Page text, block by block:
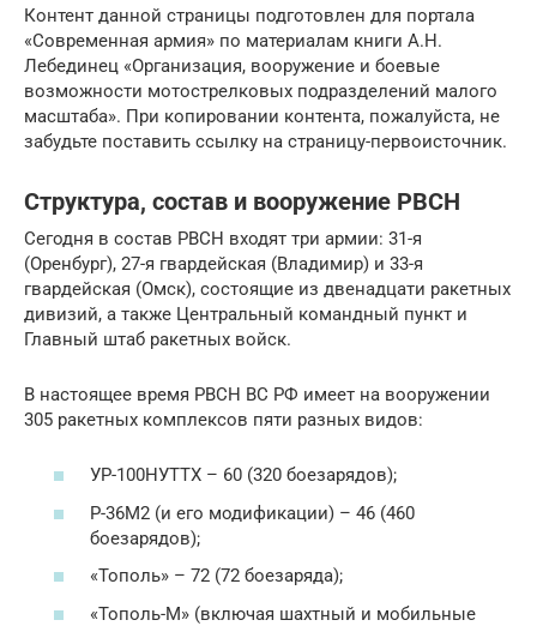
Контент данной страницы подготовлен для портала
«Современная армия» по материалам книги А.Н.
Лебединец «Организация, вооружение и боевые
возможности мотострелковых подразделений малого
масштаба». При копировании контента, пожалуйста, не
забудьте поставить ссылку на страницу-первоисточник.
Структура, состав и вооружение РВСН
Сегодня в состав РВСН входят три армии: 31-я
(Оренбург), 27-я гвардейская (Владимир) и 33-я
гвардейская (Омск), состоящие из двенадцати ракетных
дивизий, а также Центральный командный пункт и
Главный штаб ракетных войск.
В настоящее время РВСН ВС РФ имеет на вооружении
305 ракетных комплексов пяти разных видов:
УР-100НУТТХ – 60 (320 боезарядов);
Р-36М2 (и его модификации) – 46 (460
боезарядов);
«Тополь» – 72 (72 боезаряда);
«Тополь-М» (включая шахтный и мобильные